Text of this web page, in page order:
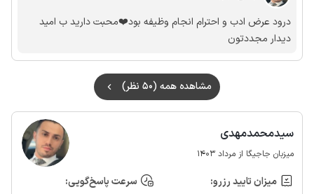
درود عرض ادب و احترام انجام وظیفه بود❤️محبت دارید ب امید
دیدار مجددتون
مشاهده همه (50 نظر)
سیدمحمدمهدی
میزبان جاجیگا از مرداد 1403
میزان تایید رزرو:
سرعت پاسخ‌گویی: